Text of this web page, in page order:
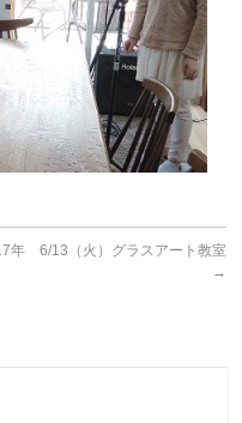
年 6/13（火）グラスアート教室
→